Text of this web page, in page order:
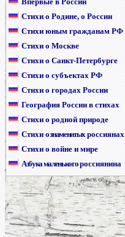
Стихи о Родине, о России
Стихи юным гражданам РФ
Стихи о Москве
Стихи о Санкт-Петербурге
Стихи о субъектах РФ
Стихи о городах России
География России в стихах
Стихи о родной природе
Стихио знаменитыхроссиянах
Стихи о войне и мире
Азбука маленькогороссиянина